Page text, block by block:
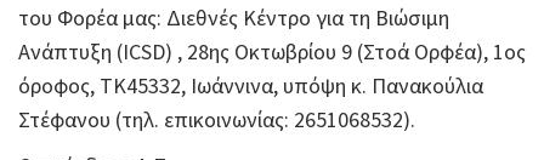
του Φορέα μας: Διεθνές Κέντρο για τη Βιώσιμη
Ανάπτυξη (ICSD) , 28ης Οκτωβρίου 9 (Στοά Ορφέα), 1ος
όροφος, ΤΚ45332, Ιωάννινα, υπόψη κ. Πανακούλια
Στέφανου (τηλ. επικοινωνίας: 2651068532).